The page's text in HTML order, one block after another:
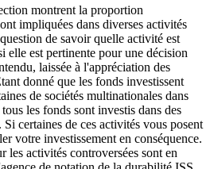
montrent la proportion
impliquées dans diverses activités
de savoir quelle activité est
elle est pertinente pour une décision
laissée à l'appréciation des
donné que les fonds investissent
de sociétés multinationales dans
les fonds sont investis dans des
certaines de ces activités vous posent
votre investissement en conséquence.
les activités controversées sont en